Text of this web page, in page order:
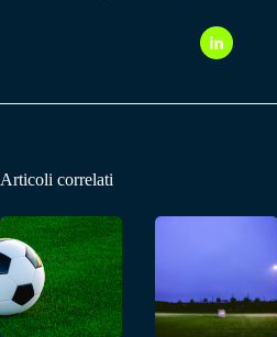
Articoli correlati